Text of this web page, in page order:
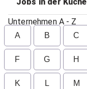
Unternehmen A - Z
A B C
F G H
K L M